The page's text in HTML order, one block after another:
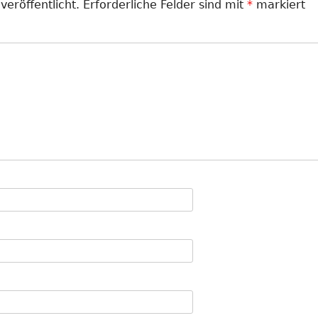
Erforderliche Felder sind mit * markiert